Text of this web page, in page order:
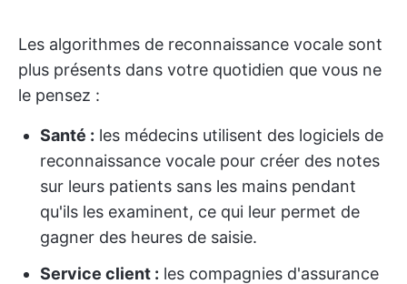
Les algorithmes de reconnaissance vocale sont
plus présents dans votre quotidien que vous ne
le pensez :
Santé : les médecins utilisent des logiciels de
reconnaissance vocale pour créer des notes
sur leurs patients sans les mains pendant
qu'ils les examinent, ce qui leur permet de
gagner des heures de saisie.
Service client : les compagnies d'assurance